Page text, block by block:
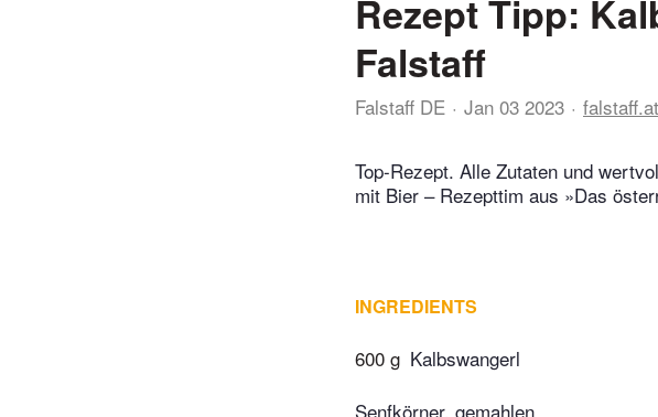
Rezept Tipp:
Falstaff
Falstaff DE Jan 03 2023 falstaff.at
Top-Rezept. Alle Zutaten und
mit Bier – Rezepttim aus »Das
INGREDIENTS
600 g Kalbswangerl
Senfkörner, gemahlen